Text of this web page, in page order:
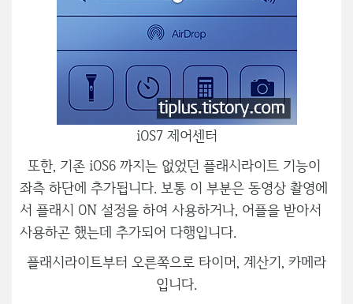
iOS7 제어센터
또한, 기존 iOS6 까지는 없었던 플래시라이트 기능이
좌측 하단에 추가됩니다. 보통 이 부분은 동영상 촬영에
서 플래시 ON 설정을 하여 사용하거나, 어플을 받아서
사용하곤 했는데 추가되어 다행입니다.
플래시라이트부터 오른쪽으로 타이머, 계산기, 카메라
입니다.